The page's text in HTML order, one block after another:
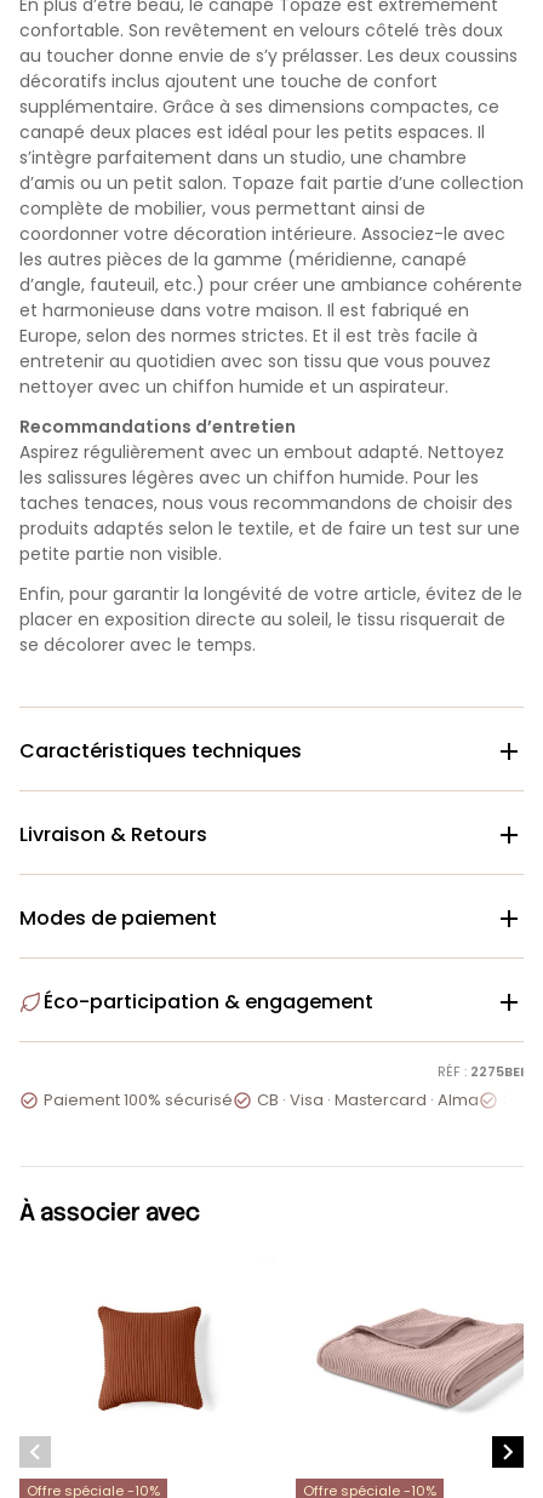
confortable. Son revêtement en velours côtelé très doux
au toucher donne envie de s’y prélasser. Les deux coussins
décoratifs inclus ajoutent une touche de confort
supplémentaire. Grâce à ses dimensions compactes, ce
canapé deux places est idéal pour les petits espaces. Il
s’intègre parfaitement dans un studio, une chambre
d’amis ou un petit salon. Topaze fait partie d’une collection
complète de mobilier, vous permettant ainsi de
coordonner votre décoration intérieure. Associez-le avec
les autres pièces de la gamme (méridienne, canapé
d’angle, fauteuil, etc.) pour créer une ambiance cohérente
et harmonieuse dans votre maison. Il est fabriqué en
Europe, selon des normes strictes. Et il est très facile à
entretenir au quotidien avec son tissu que vous pouvez
nettoyer avec un chiffon humide et un aspirateur.
Recommandations d’entretien
Aspirez régulièrement avec un embout adapté. Nettoyez
les salissures légères avec un chiffon humide. Pour les
taches tenaces, nous vous recommandons de choisir des
produits adaptés selon le textile, et de faire un test sur une
petite partie non visible.
Enfin, pour garantir la longévité de votre article, évitez de le
placer en exposition directe au soleil, le tissu risquerait de
se décolorer avec le temps.
Caractéristiques techniques 
Livraison & Retours 
Modes de paiement 
Éco-participation & engagement 
RÉF : 2275BEI
 Paiement 100% sécurisé CB · Visa · Mastercard · Alma
À associer avec
Offre spéciale -10% Offre spéciale -10%
 